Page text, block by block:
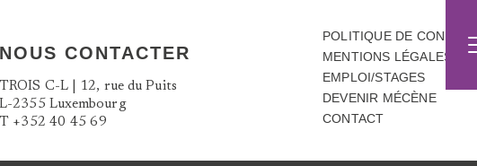
NOUS CONTACTER
TROIS C-L | 12, rue du Puits
L-2355 Luxembourg
T +352 40 45 69
POLITIQUE DE
MENTIONS LÉGALES
EMPLOI/STAGES
DEVENIR MÉCÈNE
CONTACT